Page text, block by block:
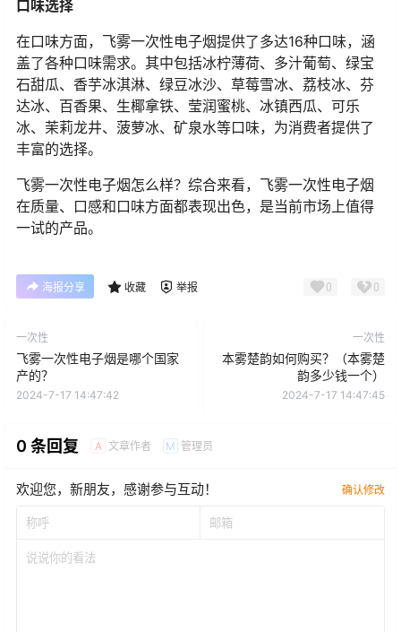
口味选择
在口味方面，飞雾一次性电子烟提供了多达16种口味，涵
盖了各种口味需求。其中包括冰柠薄荷、多汁葡萄、绿宝
石甜瓜、香芋冰淇淋、绿豆冰沙、草莓雪冰、荔枝冰、芬
达冰、百香果、生椰拿铁、莹润蜜桃、冰镇西瓜、可乐
冰、茉莉龙井、菠萝冰、矿泉水等口味，为消费者提供了
丰富的选择。
飞雾一次性电子烟怎么样？综合来看，飞雾一次性电子烟
在质量、口感和口味方面都表现出色，是当前市场上值得
一试的产品。
海报分享 收藏 举报 0 0
一次性
飞雾一次性电子烟是哪个国家
产的？
2024-7-17 14:47:42
一次性
本雾楚韵如何购买？（本雾楚
韵多少钱一个）
2024-7-17 14:47:45
0 条回复 A 文章作者 M 管理员
欢迎您，新朋友，感谢参与互动！ 确认修改